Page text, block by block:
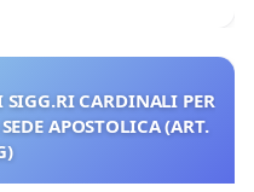
CARDINALI PER
APOSTOLICA (ART.